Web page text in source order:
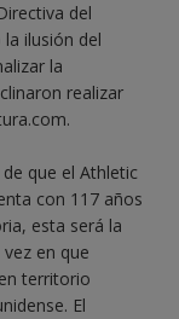
del
ilusión del
la
realizar
que el Athletic
con 117 años
esta será la
en que
territorio
El